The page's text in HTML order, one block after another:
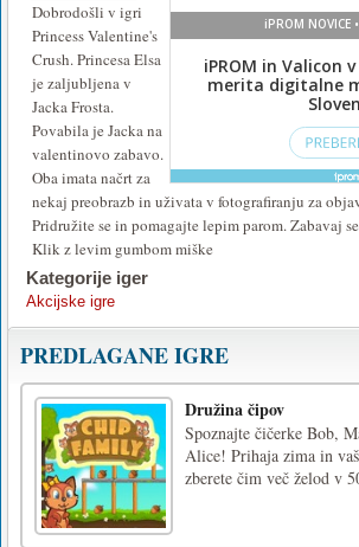
Dobrodošli v igri
Princess Valentine's
Crush. Princesa Elsa
je zaljubljena v
Jacka Frosta.
Povabila je Jacka na
valentinovo zabavo.
Oba imata načrt za
nekaj preobrazb in uživata v fotografiranju za
Pridružite se in pomagajte lepim parom. Zabavaj
Klik z levim gumbom miške
Kategorije iger
Akcijske igre
PREDLAGANE IGRE
Družina čipov
Spoznajte čičerke Bob,
Alice! Prihaja zima in
zberete čim več želod v